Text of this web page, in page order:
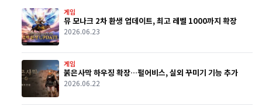
게임
뮤 모나크 2차 환생 업데이트, 최고 레벨 1000까지 확장
2026.06.23
게임
붉은사막 하우징 확장…펄어비스, 실외 꾸미기 기능 추가
2026.06.22